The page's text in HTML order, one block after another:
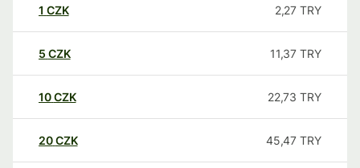
1 CZK 2,27 TRY
5 CZK 11,37 TRY
10CZK 22,73 TRY
20CZK 45,47 TRY